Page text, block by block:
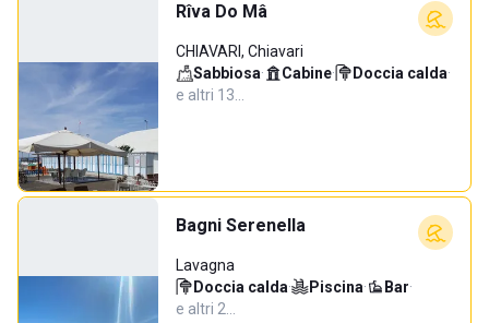
Rîva Do Mâ
CHIAVARI, Chiavari
Sabbiosa· Cabine· Doccia calda·
e altri 13…
Bagni Serenella
Lavagna
Doccia calda· Piscina· Bar·
e altri 2…